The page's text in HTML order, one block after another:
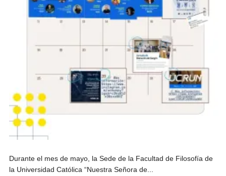
Durante el mes de mayo, la Sede de la Facultad de Filosofía de
la Universidad Católica “Nuestra Señora de...